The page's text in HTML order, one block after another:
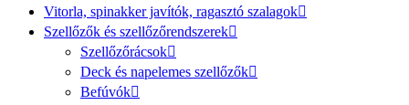
Vitorla, spinakker javítók, ragasztó szalagok
Szellőzők és szellőzőrendszerek
Szellőzőrácsok
Deck és napelemes szellőzők
Befúvók